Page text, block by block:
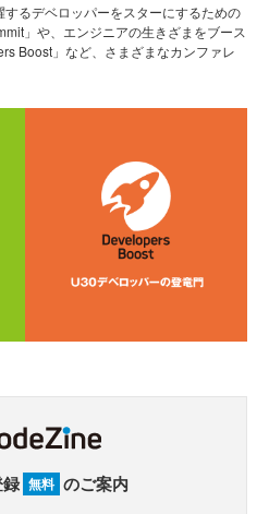
るデベロッパーをスターにするための
」や、エンジニアの生きざまをブース
Boost」など、さまざまなカンファレ
無料 のご案内